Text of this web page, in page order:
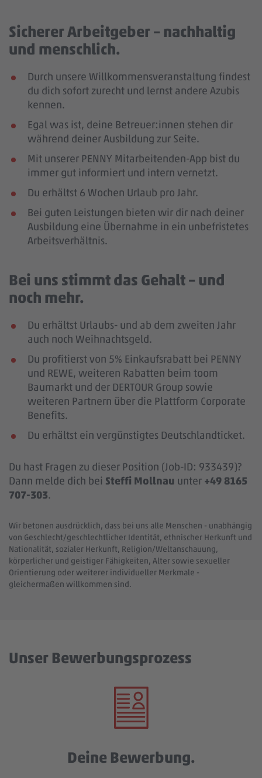
Sicherer Arbeitgeber – nachhaltig
und menschlich.
Durch unsere Willkommensveranstaltung findest
du dich sofort zurecht und lernst andere Azubis
kennen.
Egal was ist, deine Betreuer:innen stehen dir
während deiner Ausbildung zur Seite.
Mit unserer PENNY Mitarbeitenden-App bist du
immer gut informiert und intern vernetzt.
Du erhältst 6 Wochen Urlaub pro Jahr.
Bei guten Leistungen bieten wir dir nach deiner
Ausbildung eine Übernahme in ein unbefristetes
Arbeitsverhältnis.
Bei uns stimmt das Gehalt – und
noch mehr.
Du erhältst Urlaubs- und ab dem zweiten Jahr
auch noch Weihnachtsgeld.
Du profitierst von 5% Einkaufsrabatt bei PENNY
und REWE, weiteren Rabatten beim toom
Baumarkt und der DERTOUR Group sowie
weiteren Partnern über die Plattform Corporate
Benefits.
Du erhältst ein vergünstigtes Deutschlandticket.
Du hast Fragen zu dieser Position (Job-ID: 933439)?
Dann melde dich bei Steffi Mollnau unter +49 8165
707-303.
Wir betonen ausdrücklich, dass bei uns alle Menschen - unabhängig
von Geschlecht/geschlechtlicher Identität, ethnischer Herkunft und
Nationalität, sozialer Herkunft, Religion/Weltanschauung,
körperlicher und geistiger Fähigkeiten, Alter sowie sexueller
Orientierung oder weiterer individueller Merkmale -
gleichermaßen willkommen sind.
Unser Bewerbungsprozess
Deine Bewerbung.